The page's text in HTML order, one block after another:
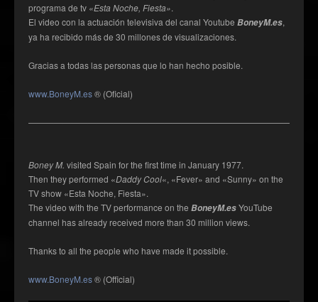
programa de tv «Esta Noche, Fiesta».
El video con la actuación televisiva del canal Youtube BoneyM.es,
ya ha recibido más de 30 millones de visualizaciones.
Gracias a todas las personas que lo han hecho posible.
www.BoneyM.es® (Oficial)
Boney M. visited Spain for the first time in January 1977.
Then they performed «Daddy Cool«, «Fever» and «Sunny» on the
TV show «Esta Noche, Fiesta».
The video with the TV performance on the BoneyM.esYouTube
channel has already received more than 30 million views.
Thanks to all the people who have made it possible.
www.BoneyM.es® (Official)